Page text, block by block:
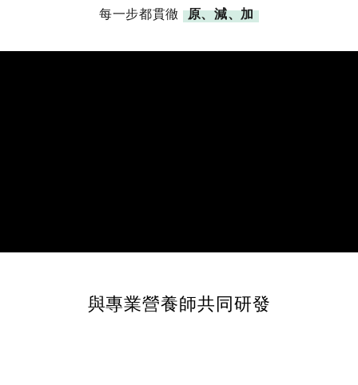
每一步都貫徹 原、減、加
與專業營養師共同研發